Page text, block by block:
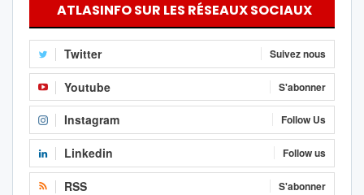
ATLASINFO SUR LES RÉSEAUX SOCIAUX
Twitter Suivez nous
Youtube S'abonner
Instagram Follow Us
Linkedin Follow us
RSS S'abonner